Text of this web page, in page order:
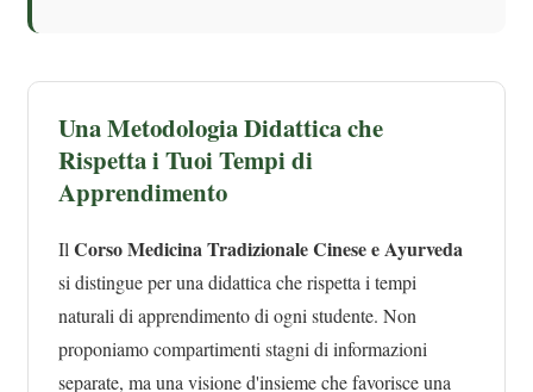
Una Metodologia Didattica che
Rispetta i Tuoi Tempi di
Apprendimento
Il Corso Medicina Tradizionale Cinese e Ayurveda
si distingue per una didattica che rispetta i tempi
naturali di apprendimento di ogni studente. Non
proponiamo compartimenti stagni di informazioni
separate, ma una visione d'insieme che favorisce una